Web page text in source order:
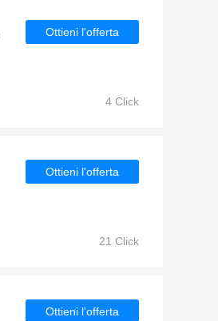
Ottieni l'offerta
4 Click
Ottieni l'offerta
21 Click
Ottieni l'offerta